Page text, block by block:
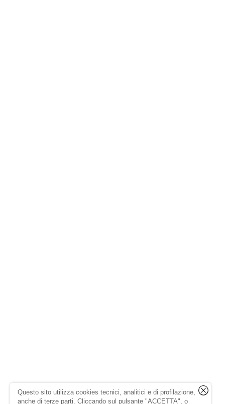
Questo sito utilizza cookies tecnici, analitici e di profilazione,
anche di terze parti. Cliccando sul pulsante "ACCETTA", o